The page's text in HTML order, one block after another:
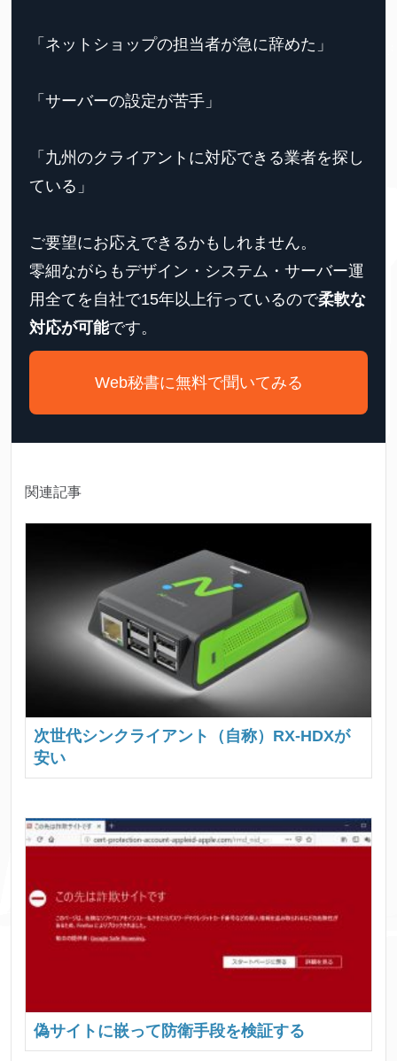
「ネットショップの担当者が急に辞めた」
「サーバーの設定が苦手」
「九州のクライアントに対応できる業者を探し
ている」
ご要望にお応えできるかもしれません。
零細ながらもデザイン・システム・サーバー運
用全てを自社で15年以上行っているので柔軟な
対応が可能です。
Web秘書に無料で聞いてみる
関連記事
次世代シンクライアント（自称）RX-HDXが
安い
偽サイトに嵌って防衛手段を検証する